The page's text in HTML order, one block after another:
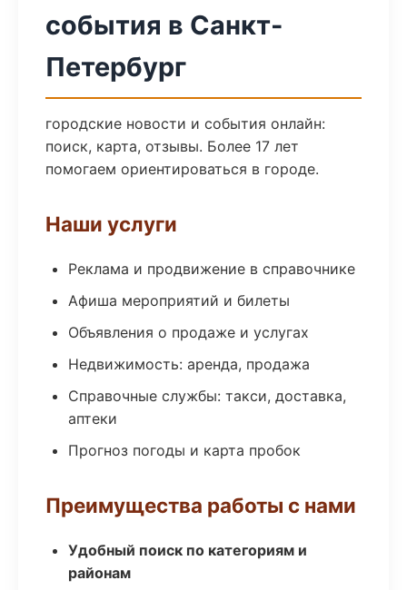
события в Санкт-
Петербург
городские новости и события онлайн:
поиск, карта, отзывы. Более 17 лет
помогаем ориентироваться в городе.
Наши услуги
Реклама и продвижение в справочнике
Афиша мероприятий и билеты
Объявления о продаже и услугах
Недвижимость: аренда, продажа
Справочные службы: такси, доставка,
аптеки
Прогноз погоды и карта пробок
Преимущества работы с нами
Удобный поиск по категориям и
районам